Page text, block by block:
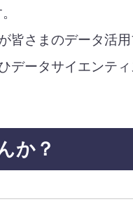
皆さまのデータ活
ータサイエンテ
か？